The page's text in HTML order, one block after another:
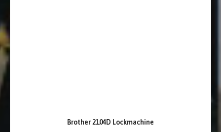
Brother 2104D Lockmachine